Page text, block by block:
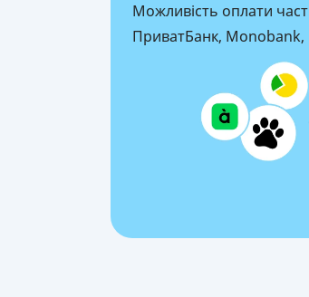
Можливість оплати
ПриватБанк,